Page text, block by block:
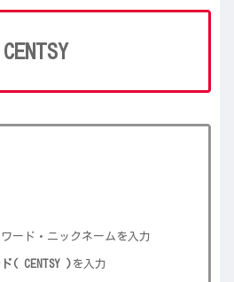
CENTSY
ード・ニックネームを入力
ド( CENTSY ) を入力